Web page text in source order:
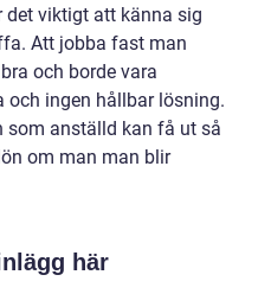
viktigt att känna sig
Att jobba fast man
och borde vara
och ingen hållbar lösning.
som anställd kan få ut så
om man man blir
här